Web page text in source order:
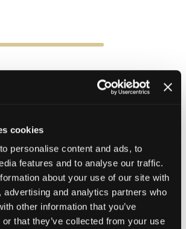
cookies
personalise content and ads, to
features and to analyse our traffic.
about your use of our site with
advertising and analytics partners who
other information that you’ve
that they’ve collected from your use
Gitter schwenkbar